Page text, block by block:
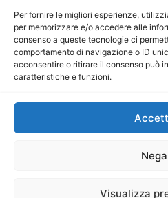
Per fornire le migliori esperienze,
per memorizzare e/o accedere alle
consenso a queste tecnologie ci
comportamento di navigazione o ID
acconsentire o ritirare il consenso può
caratteristiche e funzioni.
Nega
Visualizza
Direttore Editoriale:
Direttore
P.IVA:
Mercurio Comunicazione
iscritta al Registro degli